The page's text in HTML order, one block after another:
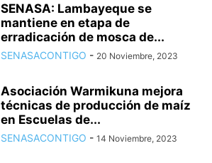
SENASA: Lambayeque se
mantiene en etapa de
erradicación de mosca de...
SENASACONTIGO - 20 Noviembre, 2023
Asociación Warmikuna mejora
técnicas de producción de maíz
en Escuelas de...
SENASACONTIGO - 14 Noviembre, 2023